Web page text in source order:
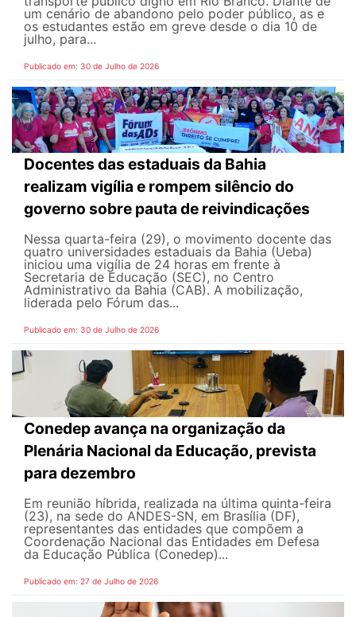
um cenário de abandono pelo poder público, as e
os estudantes estão em greve desde o dia 10 de
julho, para...
Publicado em: 30 de Julho de 2026
Docentes das estaduais da Bahia
realizam vigília e rompem silêncio do
governo sobre pauta de reivindicações
Nessa quarta-feira (29), o movimento docente das
quatro universidades estaduais da Bahia (Ueba)
iniciou uma vigília de 24 horas em frente à
Secretaria de Educação (SEC), no Centro
Administrativo da Bahia (CAB). A mobilização,
liderada pelo Fórum das...
Publicado em: 30 de Julho de 2026
Conedep avança na organização da
Plenária Nacional da Educação, prevista
para dezembro
Em reunião híbrida, realizada na última quinta-feira
(23), na sede do ANDES-SN, em Brasília (DF),
representantes das entidades que compõem a
Coordenação Nacional das Entidades em Defesa
da Educação Pública (Conedep)...
Publicado em: 27 de Julho de 2026